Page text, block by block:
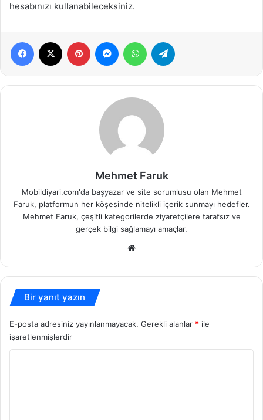
hesabınızı kullanabileceksiniz.
Facebook Pinterest MessengerWhatsApp
Mehmet Faruk
Mobildiyari.com'da başyazar ve site sorumlusu olan Mehmet
Faruk, platformun her köşesinde nitelikli içerik sunmayı hedefler.
Mehmet Faruk, çeşitli kategorilerde ziyaretçilere tarafsız ve
gerçek bilgi sağlamayı amaçlar.
Bir yanıt yazın
E-posta adresiniz yayınlanmayacak. Gerekli alanlar * ile
işaretlenmişlerdir